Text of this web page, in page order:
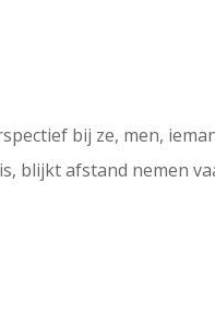
bij ze, men,
blijkt afstand nemen